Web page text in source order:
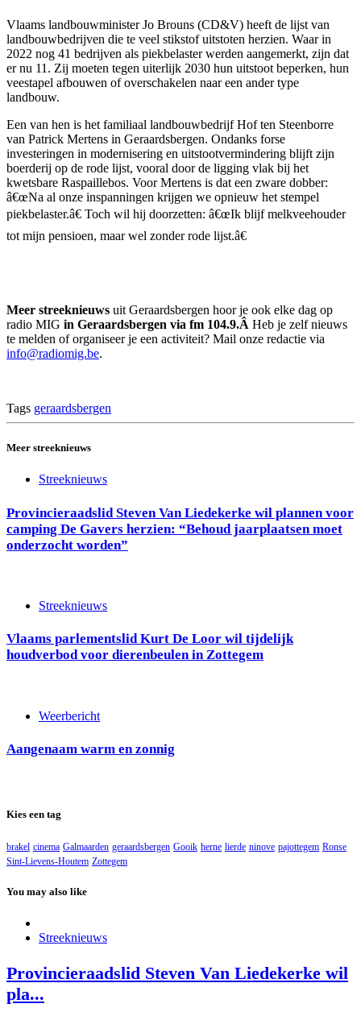
Vlaams landbouwminister Jo Brouns (CD&V) heeft de lijst van
landbouwbedrijven die te veel stikstof uitstoten herzien. Waar in
2022 nog 41 bedrijven als piekbelaster werden aangemerkt, zijn dat
er nu 11. Zij moeten tegen uiterlijk 2030 hun uitstoot beperken, hun
veestapel afbouwen of overschakelen naar een ander type
landbouw.
Een van hen is het familiaal landbouwbedrijf Hof ten Steenborre
van Patrick Mertens in Geraardsbergen. Ondanks forse
investeringen in modernisering en uitstootvermindering blijft zijn
boerderij op de rode lijst, vooral door de ligging vlak bij het
kwetsbare Raspaillebos. Voor Mertens is dat een zware dobber:
â€œNa al onze inspanningen krijgen we opnieuw het stempel
piekbelaster.â€ Toch wil hij doorzetten: â€œIk blijf melkveehouder
tot mijn pensioen, maar wel zonder rode lijst.â€
Meer streeknieuws uit Geraardsbergen hoor je ook elke dag op
radio MIG in Geraardsbergen via fm 104.9.Â Heb je zelf nieuws
te melden of organiseer je een activiteit? Mail onze redactie via
info@radiomig.be.
Tags geraardsbergen
Meer streeknieuws
Streeknieuws
Provincieraadslid Steven Van Liedekerke wil plannen voor
camping De Gavers herzien: “Behoud jaarplaatsen moet
onderzocht worden”
Streeknieuws
Vlaams parlementslid Kurt De Loor wil tijdelijk
houdverbod voor dierenbeulen in Zottegem
Weerbericht
Aangenaam warm en zonnig
Kies een tag
brakel cinema Galmaarden geraardsbergen Gooik herne lierde ninove pajottegem Ronse
Sint-Lievens-Houtem Zottegem
You may also like
Streeknieuws
Provincieraadslid Steven Van Liedekerke wil
pla...